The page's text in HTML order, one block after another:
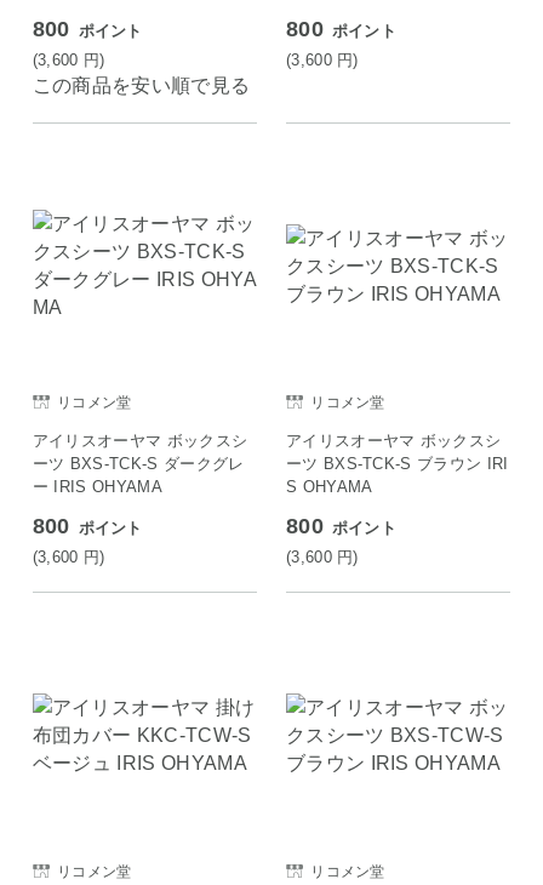
800 ポイント
(3,600 円)
この商品を安い順で見る
800 ポイント
(3,600 円)
リコメン堂
アイリスオーヤマ ボックスシ
ーツ BXS-TCK-S ダークグレ
ー IRIS OHYAMA
800 ポイント
(3,600 円)
リコメン堂
アイリスオーヤマ ボックスシ
ーツ BXS-TCK-S ブラウン IRI
S OHYAMA
800 ポイント
(3,600 円)
リコメン堂 リコメン堂